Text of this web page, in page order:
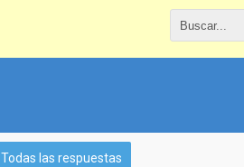
Todas las respuestas